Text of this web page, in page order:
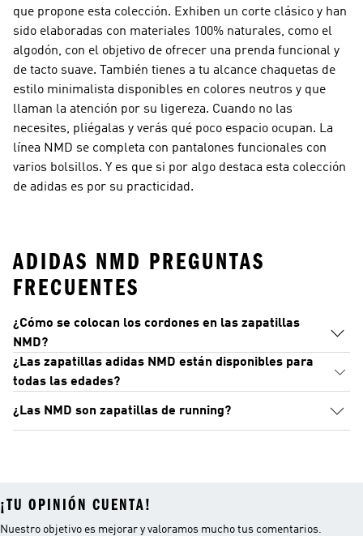
que propone esta colección. Exhiben un corte clásico y han
sido elaboradas con materiales 100% naturales, como el
algodón, con el objetivo de ofrecer una prenda funcional y
de tacto suave. También tienes a tu alcance chaquetas de
estilo minimalista disponibles en colores neutros y que
llaman la atención por su ligereza. Cuando no las
necesites, pliégalas y verás qué poco espacio ocupan. La
línea NMD se completa con pantalones funcionales con
varios bolsillos. Y es que si por algo destaca esta colección
de adidas es por su practicidad.
ADIDAS NMD PREGUNTAS
FRECUENTES
¿Cómo se colocan los cordones en las zapatillas
NMD?
¿Las zapatillas adidas NMD están disponibles para
todas las edades?
¿Las NMD son zapatillas de running?
¡TU OPINIÓN CUENTA!
Nuestro objetivo es mejorar y valoramos mucho tus comentarios.